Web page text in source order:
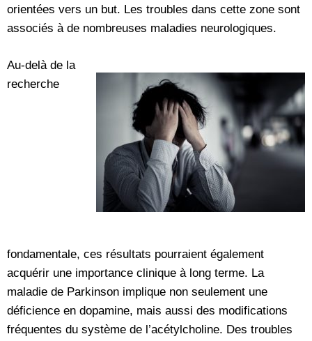
orientées vers un but. Les troubles dans cette zone sont
associés à de nombreuses maladies neurologiques.
Au-delà de la
recherche
fondamentale, ces résultats pourraient également
acquérir une importance clinique à long terme. La
maladie de Parkinson implique non seulement une
déficience en dopamine, mais aussi des modifications
fréquentes du système de l’acétylcholine. Des troubles